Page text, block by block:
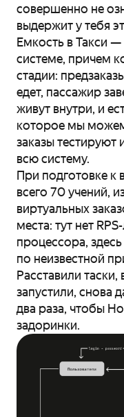
совершенно не
выдержит у тебя
Емкость в Такси —
системе, причем
стадии:
едет, пассажир
живут внутри, и
которое мы
заказы тестируют
всю систему.
При подготовке к
всего 70 учений,
виртуальных
места: тут нет
процессора,
по неизвестной
Расставили
запустили, снова
два раза, чтобы
задоринки.